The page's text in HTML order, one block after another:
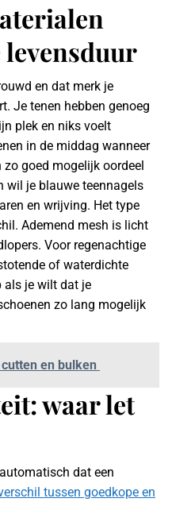
levensduur
en dat merk je
Je tenen hebben genoeg
plek en niks voelt
in de middag wanneer
goed mogelijk oordeel
wil je blauwe teennagels
en wrijving. Het type
Ademend mesh is licht
Voor regenachtige
of waterdichte
als je wilt dat je
zo lang mogelijk
en bulken
waar let
dat een
tussen goedkope en